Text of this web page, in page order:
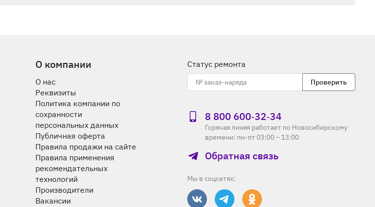
О компании
О нас
Реквизиты
Политика компании по
сохранности
персональных данных
Публичная оферта
Правила продажи на сайте
Правила применения
рекомендательных
технологий
Производители
Вакансии
Статус ремонта
Проверить
8 800 600‑32‑34
Горячая линяя работает по Новосибирскому
времени: пн-пт 03:00 – 13:00
Обратная связь
Мы в соцсетях: